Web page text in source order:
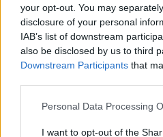
your opt-out. You may
disclosure of your personal
IAB’s list of downstream
also be disclosed by us to third
Downstream Participants that
Please note that this website/
not limited to your visit or usage
Personal Data Processing
I want to opt-out of the